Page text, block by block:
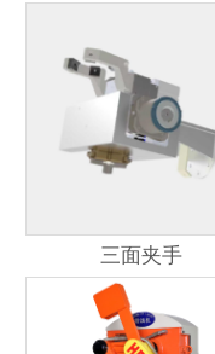
三面夹手